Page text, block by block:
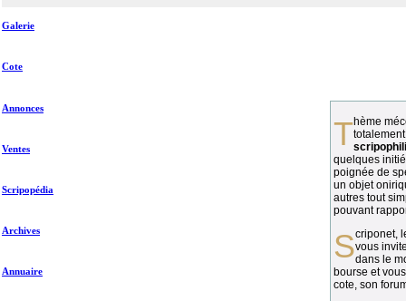
Galerie
Cote
Annonces
Ventes
Scripopédia
Archives
Annuaire
Thème méconnu des collectionneurs et
quelques
poignée de
un objet
autres tout
pouvant
vous
dans le
bourse et
cote, son